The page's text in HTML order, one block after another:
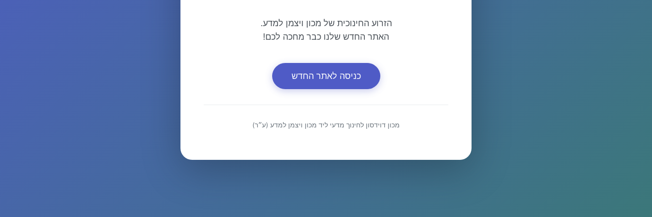
הזרוע החינוכית של מכון ויצמן למדע.
האתר החדש שלנו כבר מחכה לכם!
כניסה לאתר החדש
מכון דוידסון לחינוך מדעי ליד מכון ויצמן למדע (ע״ר)